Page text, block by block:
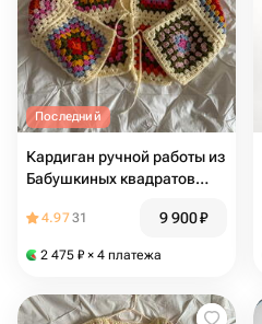
Последний
Кардиган ручной работы из
Бабушкиных квадратов
4.9731 9 900₽
2 475 ₽ × 4 платежа